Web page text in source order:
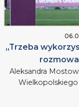
„Trzeba
Aleksandra
Wielkopolskiego